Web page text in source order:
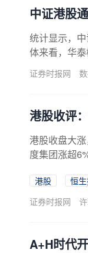
中证港股
统计显示，
体来看，华
8%；南方中
7%；国泰中
证券时报网
港股收评
港股收盘大
度集团涨超
港股
恒
证券时报网
A+H时代